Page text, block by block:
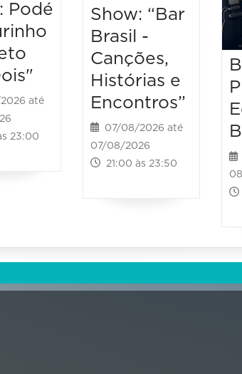
Podé
até
23:00
Show: “Bar
Brasil -
Canções,
Histórias e
Encontros”
07/08/2026 até
07/08/2026
21:00 às 23:50